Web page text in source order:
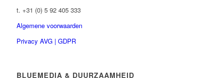
t. +31 (0) 5 92 405 333
Algemene voorwaarden
Privacy AVG | GDPR
BLUEMEDIA & DUURZAAMHEID